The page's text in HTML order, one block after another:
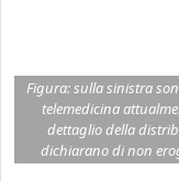
Figura: sulla sinistra
telemedicina
dettaglio della
dichiarano di non